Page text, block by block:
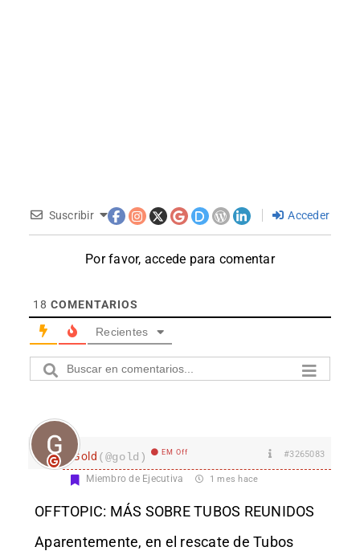
Suscribir Acceder
Por favor, accede para comentar
18 COMENTARIOS
Recientes
Gold (@gold) EM Off #3265083
Miembro de Ejecutiva 1 mes hace
OFFTOPIC: MÁS SOBRE TUBOS REUNIDOS
Aparentemente, en el rescate de Tubos